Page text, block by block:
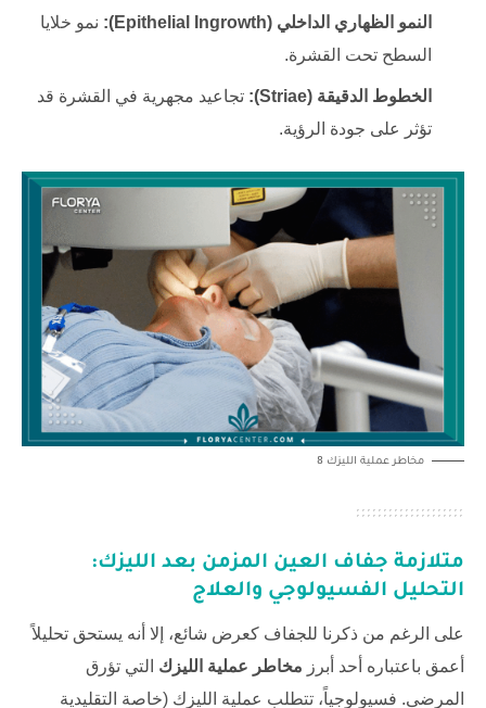
النمو الظهاري الداخلي (Epithelial Ingrowth):
نمو خلايا
السطح تحت القشرة.
الخطوط الدقيقة (Striae):
تجاعيد مجهرية في القشرة قد
تؤثر على جودة الرؤية.
مخاطر عملية الليزك 8
متلازمة جفاف العين المزمن بعد الليزك:
التحليل الفسيولوجي والعلاج
على الرغم من ذكرنا للجفاف كعرض شائع، إلا أنه يستحق تحليلاً
أعمق باعتباره أحد أبرز مخاطر عملية الليزك التي تؤرق
المرضى. فسيولوجياً، تتطلب عملية الليزك (خاصة التقليدية